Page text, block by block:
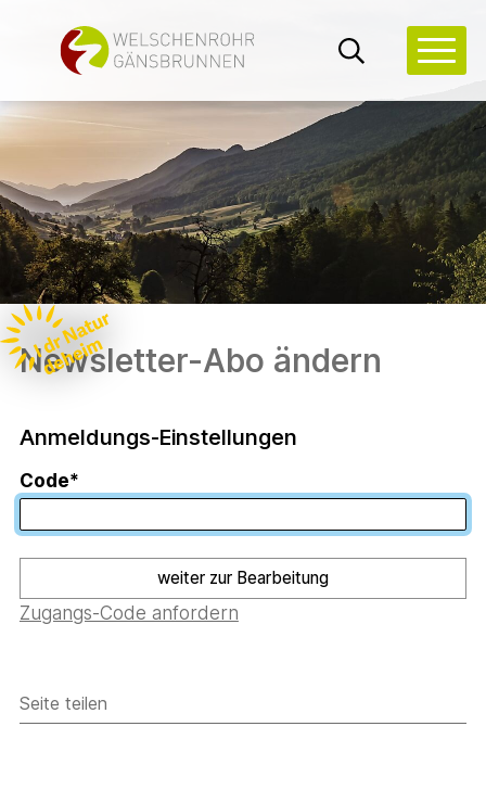
Navigieren in Welschenrohr-
Suche
Newsletter-Abo ändern
Anmeldungs-Einstellungen
Code*
weiter zur Bearbeitung
Zugangs-Code anfordern
Seite teilen
Seite teilen
Facebook
Twitter